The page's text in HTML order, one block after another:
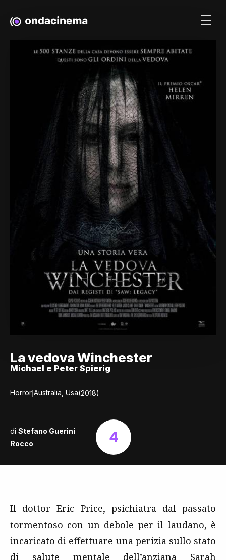
La vedova Winchester
Michael e Peter Spierig
Horror|Australia, Usa(2018)
di Stefano Guerini
Rocco
4
Il dottor Eric Price, psichiatra dal passato
tormentoso con un debole per il laudano, è
incaricato di effettuare una perizia sullo stato
di salute mentale dell’anziana Sarah